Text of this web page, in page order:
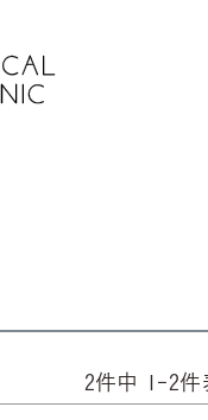
2件中 1 -2件